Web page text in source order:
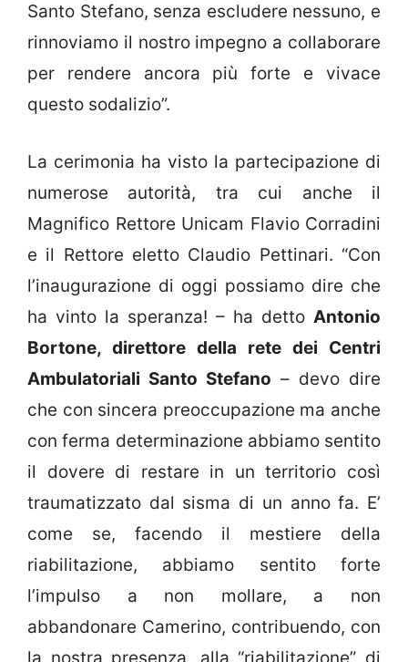
Santo Stefano, senza escludere nessuno, e
rinnoviamo il nostro impegno a collaborare
per rendere ancora più forte e vivace
questo sodalizio”.
La cerimonia ha visto la partecipazione di
numerose autorità, tra cui anche il
Magnifico Rettore Unicam Flavio Corradini
e il Rettore eletto Claudio Pettinari. “Con
l’inaugurazione di oggi possiamo dire che
ha vinto la speranza! – ha detto Antonio
Bortone, direttore della rete dei Centri
Ambulatoriali Santo Stefano – devo dire
che con sincera preoccupazione ma anche
con ferma determinazione abbiamo sentito
il dovere di restare in un territorio così
traumatizzato dal sisma di un anno fa. E’
come se, facendo il mestiere della
riabilitazione, abbiamo sentito forte
l’impulso a non mollare, a non
abbandonare Camerino, contribuendo, con
la nostra presenza, alla “riabilitazione” di